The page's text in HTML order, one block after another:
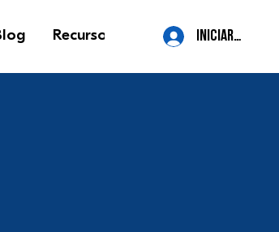
Recursos Contacto More
iniciar sesión